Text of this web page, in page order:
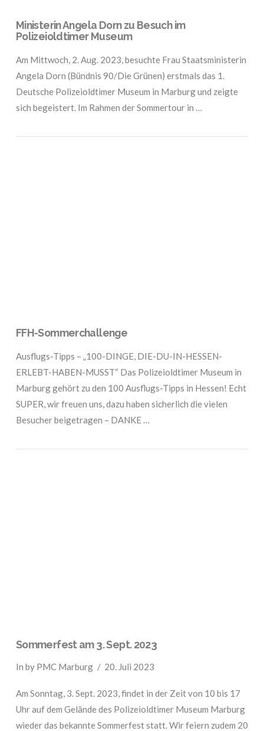
Ministerin Angela Dorn zu Besuch im
Polizeioldtimer Museum
Am Mittwoch, 2. Aug. 2023, besuchte Frau Staatsministerin
Angela Dorn (Bündnis 90/Die Grünen) erstmals das 1.
Deutsche Polizeioldtimer Museum in Marburg und zeigte
sich begeistert. Im Rahmen der Sommertour in …
FFH-Sommerchallenge
Ausflugs-Tipps – „100-DINGE, DIE-DU-IN-HESSEN-
ERLEBT-HABEN-MUSST“ Das Polizeioldtimer Museum in
Marburg gehört zu den 100 Ausflugs-Tipps in Hessen! Echt
SUPER, wir freuen uns, dazu haben sicherlich die vielen
Besucher beigetragen – DANKE …
Sommerfest am 3. Sept. 2023
In by PMC Marburg 20. Juli 2023
Am Sonntag, 3. Sept. 2023, findet in der Zeit von 10 bis 17
Uhr auf dem Gelände des Polizeioldtimer Museum Marburg
wieder das bekannte Sommerfest statt. Wir feiern zudem 20